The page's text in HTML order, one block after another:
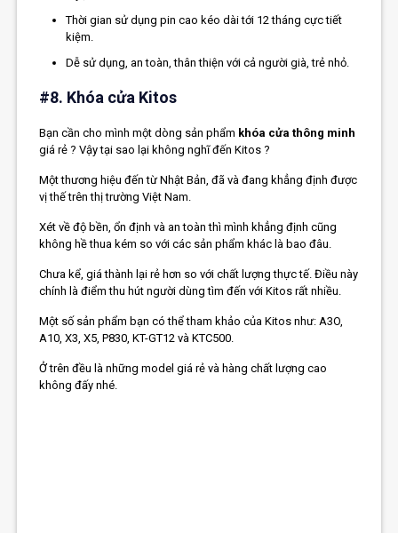
Thời gian sử dụng pin cao kéo dài tới 12 tháng cực tiết
kiệm.
Dễ sử dụng, an toàn, thân thiện với cả người già, trẻ nhỏ.
#8. Khóa cửa Kitos
Bạn cần cho mình một dòng sản phẩm khóa cửa thông minh
giá rẻ ? Vậy tại sao lại không nghĩ đếnKitos ?
Một thương hiệu đến từ Nhật Bản, đã và đang khẳng định được
vị thế trên thị trường Việt Nam.
Xét về độ bền, ổn định và an toàn thì mình khẳng định cũng
không hề thua kém so với các sản phẩm khác là bao đâu.
Chưa kể, giá thành lại rẻ hơn so với chất lượng thực tế. Điều này
chính là điểm thu hút người dùng tìm đến với Kitos rất nhiều.
Một số sản phẩm bạn có thể tham khảo của Kitos như: A3O,
A10, X3, X5, P830, KT-GT12 và KTC500.
Ở trên đều là những model giá rẻ và hàng chất lượng cao
không đấy nhé.